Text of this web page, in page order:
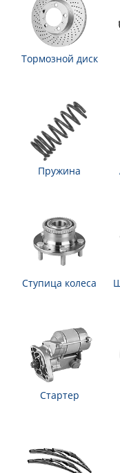
Тормозной диск
Пружина
Ступица колеса
Стартер